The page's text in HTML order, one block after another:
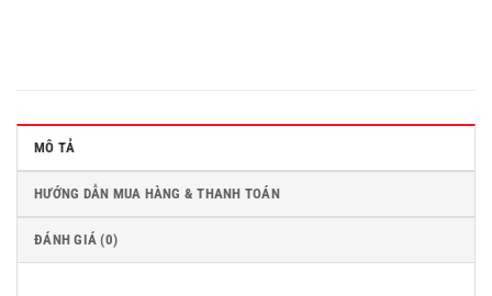
MÔ TẢ
HƯỚNG DẪN MUA HÀNG & THANH TOÁN
ĐÁNH GIÁ (0)